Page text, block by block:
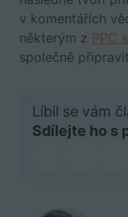
v komentářích
některým z PPC
společně
Líbil se vám
Sdílejte ho s